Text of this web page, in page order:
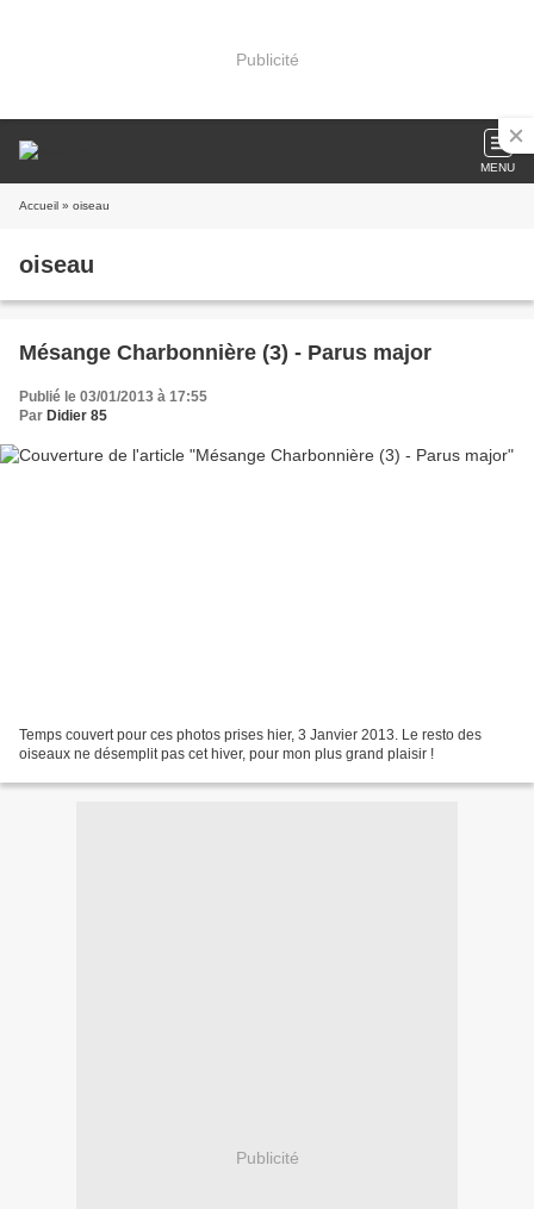
Publicité
MENU
Accueil » oiseau
oiseau
Mésange Charbonnière (3) - Parus major
Publié le 03/01/2013 à 17:55
Par Didier 85
Temps couvert pour ces photos prises hier, 3 Janvier 2013. Le resto des
oiseaux ne désemplit pas cet hiver, pour mon plus grand plaisir !
Publicité